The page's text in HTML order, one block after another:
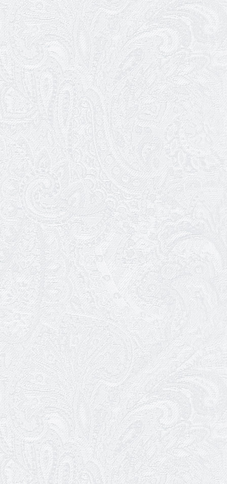
Трудовий ювілей Ауріки Ахметової
24.04.2026
З прем'єрою вистави «Божевільна
родина»!
02.04.2026
Запрошуємо на прем'єру вистави
«Божевільна родина»
01.04.2026
Трудовий ювілей Олени Корольової
27.03.2026
З Всесвітнім днем театру!
26.03.2026
Божевільна родина — 24 та 26 квітня
25.03.2026
Нам — 79!
17.03.2026
Зелене світло твого дозвілля
11.03.2026
Результати конкурсу
10.03.2026
Ювілей Тетяни Хамітової
03.03.2026
Ювілей Сергія Богаченка
02.03.2026
Результати конкурсу
27.02.2026
Ювілей Олександра Жигуліна
19.02.2026
Про гастрольний захід SQUIRT. The
Las Vegas Show
11.02.2026